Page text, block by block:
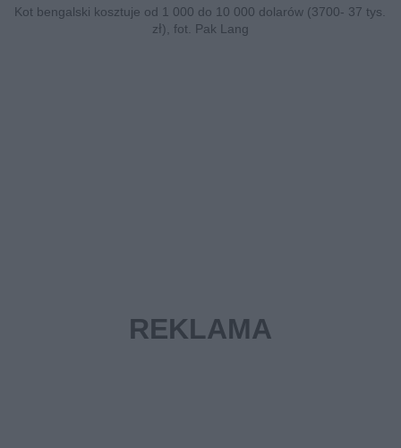
Kot bengalski kosztuje od 1 000 do 10 000 dolarów (3700- 37 tys.
zł), fot. Pak Lang